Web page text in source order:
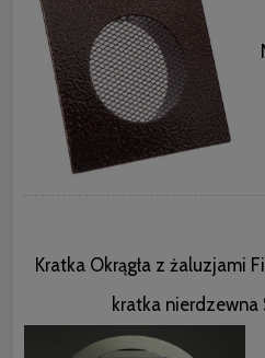
Kratka Okrągła z żaluzjami
kratka nierdzewna